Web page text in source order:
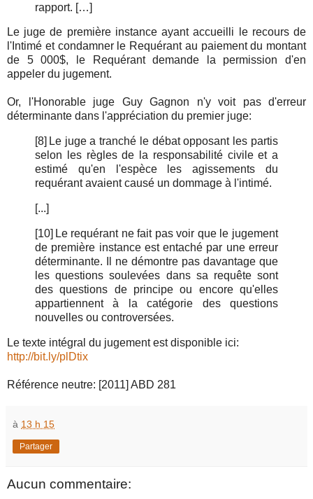
rapport. […]
Le juge de première instance ayant accueilli le recours de
l'Intimé et condamner le Requérant au paiement du montant
de 5 000$, le Requérant demande la permission d'en
appeler du jugement.
Or, l'Honorable juge Guy Gagnon n'y voit pas d'erreur
déterminante dans l'appréciation du premier juge:
[8] Le juge a tranché le débat opposant les partis
selon les règles de la responsabilité civile et a
estimé qu'en l'espèce les agissements du
requérant avaient causé un dommage à l'intimé.
[...]
[10] Le requérant ne fait pas voir que le jugement
de première instance est entaché par une erreur
déterminante. Il ne démontre pas davantage que
les questions soulevées dans sa requête sont
des questions de principe ou encore qu'elles
appartiennent à la catégorie des questions
nouvelles ou controversées.
Le texte intégral du jugement est disponible ici:
http://bit.ly/plDtix
Référence neutre: [2011] ABD 281
à 13 h 15
Partager
Aucun commentaire: